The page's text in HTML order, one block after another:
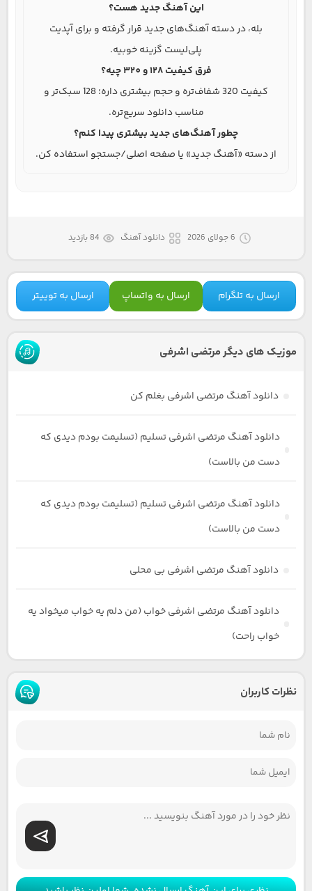
این آهنگ جدید هست؟
بله، در دسته آهنگ‌های جدید قرار گرفته و برای آپدیت
پلی‌لیست گزینه خوبیه.
فرق کیفیت 128 و 320 چیه؟
کیفیت 320 شفاف‌تره و حجم بیشتری داره؛ 128 سبک‌تر و
مناسب دانلود سریع‌تره.
چطور آهنگ‌های جدید بیشتری پیدا کنم؟
از دسته «آهنگ جدید» یا صفحه اصلی/جستجو استفاده کن.
6 جولای 2026 دانلود آهنگ 84 بازدید
ارسال به تلگرام ارسال به واتساپ ارسال به توییتر
موزیک های دیگر مرتضی اشرفی
دانلود آهنگ مرتضی اشرفی بغلم کن
دانلود آهنگ مرتضی اشرفی تسلیم (تسلیمت بودم دیدی که
دست من بالاست)
دانلود آهنگ مرتضی اشرفی تسلیم (تسلیمت بودم دیدی که
دست من بالاست)
دانلود آهنگ مرتضی اشرفی بی محلی
دانلود آهنگ مرتضی اشرفی خواب (من دلم یه خواب میخواد یه
خواب راحت)
نظرات کاربران